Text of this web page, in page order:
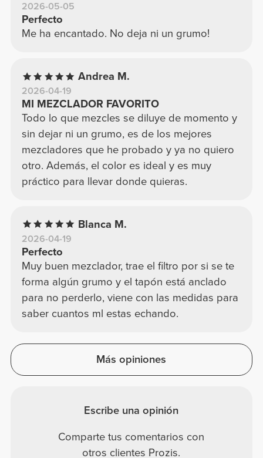
2026-05-05
Perfecto
Me ha encantado. No deja ni un grumo!
Andrea M.
2026-04-19
MI MEZCLADOR FAVORITO
Todo lo que mezcles se diluye de momento y
sin dejar ni un grumo, es de los mejores
mezcladores que he probado y ya no quiero
otro. Además, el color es ideal y es muy
práctico para llevar donde quieras.
Blanca M.
2026-04-19
Perfecto
Muy buen mezclador, trae el filtro por si se te
forma algún grumo y el tapón está anclado
para no perderlo, viene con las medidas para
saber cuantos ml estas echando.
Más opiniones
Escribe una opinión
Comparte tus comentarios con
otros clientes Prozis.